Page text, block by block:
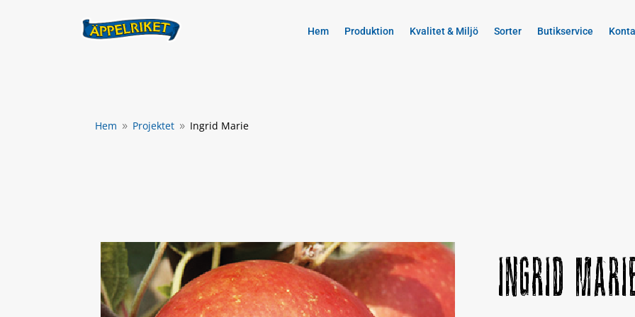
Hem Produktion Kvalitet & Miljö Sorter Butikservice
Hem 9 Projektet 9 Ingrid Marie
Ingrid